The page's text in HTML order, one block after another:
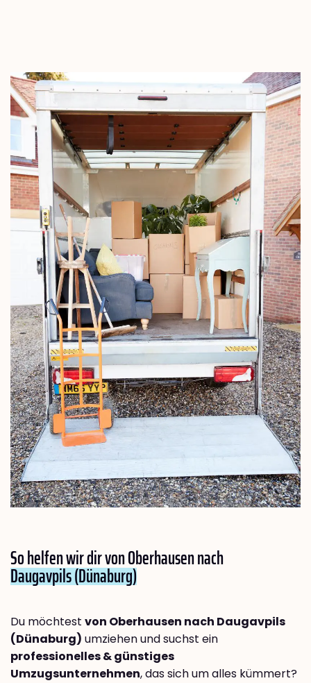
So helfen wir dir von Oberhausen nach
Daugavpils (Dünaburg)
Du möchtest von Oberhausen nach Daugavpils
(Dünaburg) umziehen und suchst ein
professionelles & günstiges
Umzugsunternehmen, das sich um alles kümmert?